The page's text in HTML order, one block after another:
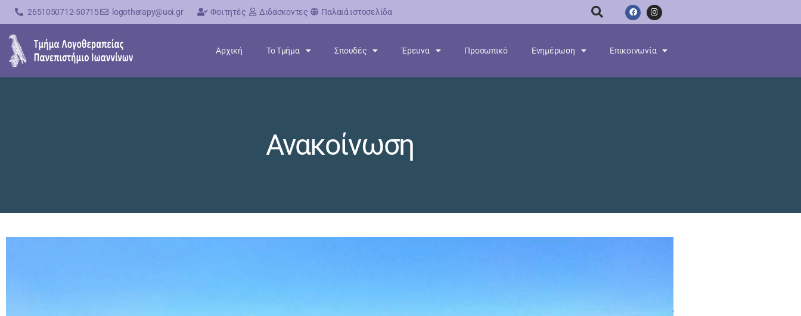
2651050712-50715 logotherapy@uoi.gr Φοιτητές Διδάσκοντες Παλαιά ιστοσελίδα
Αρχική Το Τμήμα Σπουδές Έρευνα Προσωπικό Ενημέρωση Επικοινωνία
Ανακοίνωση